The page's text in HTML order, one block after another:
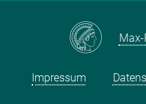
Impressum